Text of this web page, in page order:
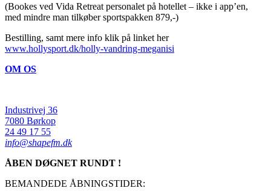
(Bookes ved Vida Retreat personalet på hotellet – ikke i app’en,
med mindre man tilkøber sportspakken 879,-)
Bestilling, samt mere info klik på linket her
www.hollysport.dk/holly-vandring-meganisi
OM OS
Industrivej 36
7080 Børkop
24 49 17 55
info@shapefm.dk
ÅBEN DØGNET RUNDT !
BEMANDEDE ÅBNINGSTIDER: